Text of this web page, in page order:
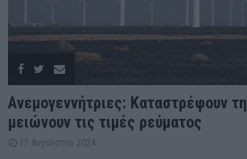
Ανεμογεννήτριες: Καταστρέφουν
μειώνουν τις τιμές ρεύματος
17 Αυγούστου 2024